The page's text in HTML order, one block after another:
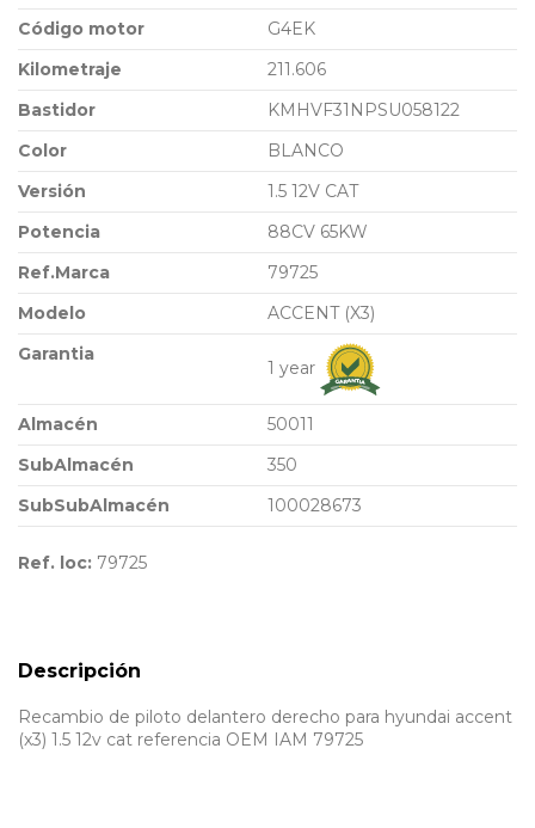
Código motor
G4EK
Kilometraje
211.606
Bastidor
KMHVF31NPSU058122
Color
BLANCO
Versión
1.5 12V CAT
Potencia
88CV 65KW
Ref.Marca
79725
Modelo
ACCENT (X3)
Garantia
1 year
Almacén
50011
SubAlmacén
350
SubSubAlmacén
100028673
Ref. loc: 79725
Descripción
Recambio de piloto delantero derecho para hyundai accent
(x3) 1.5 12v cat referencia OEM IAM 79725